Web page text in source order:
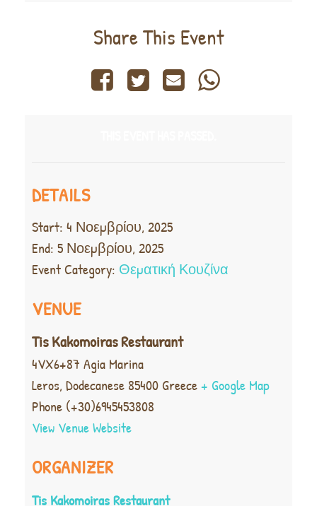
Share This Event
DETAILS
Start: 4 Νοεμβρίου, 2025
End: 5 Νοεμβρίου, 2025
Event Category: Θεματική Κουζίνα
VENUE
Tis Kakomoiras Restaurant
4VX6+87 Agia Marina
Leros, Dodecanese 85400 Greece+ Google Map
Phone (+30)6945453808
View Venue Website
ORGANIZER
Tis Kakomoiras Restaurant